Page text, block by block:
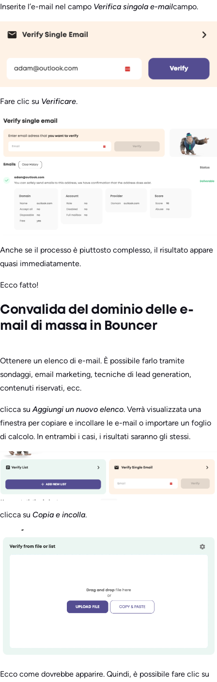
Inserite l’e-mail nel campo Verifica singola e-mailcampo.
Fare clic su Verificare.
Anche se il processo è piuttosto complesso, il risultato appare
quasi immediatamente.
Ecco fatto!
Convalida del dominio delle e-
mail di massa in Bouncer
Ottenere un elenco di e-mail. È possibile farlo tramite
sondaggi, email marketing, tecniche di lead generation,
contenuti riservati, ecc.
clicca suAggiungi un nuovo elenco. Verrà visualizzata una
finestra per copiare e incollare le e-mail o importare un foglio
di calcolo. In entrambi i casi, i risultati saranno gli stessi.
clicca su Copia e incolla.
Ecco come dovrebbe apparire. Quindi, è possibile fare clic su